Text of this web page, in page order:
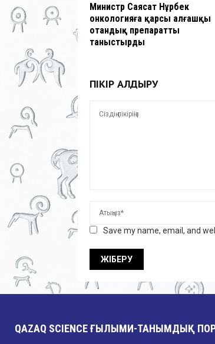
Министр Саясат Нұрбек
онкологияға қарсы алғашқы
отандық препаратты
таныстырды
ПІКІР ҚАЛДЫРУ
Save my name, email, and
QAZAQ SCIENCE ҒЫЛЫМИ-ТАНЫМДЫҚ